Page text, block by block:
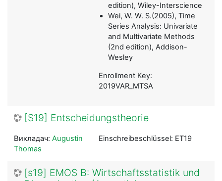
edition), Wiley-Interscience
Wei, W. W. S.(2005), Time
Series Analysis: Univariate
and Multivariate Methods
(2nd edition), Addison-
Wesley
Enrollment Key:
2019VAR_MTSA
[S19] Entscheidungstheorie
Einschreibeschlüssel: ET19
Викладач: Augustin
Thomas
[s19] EMOS B: Wirtschaftsstatistik und